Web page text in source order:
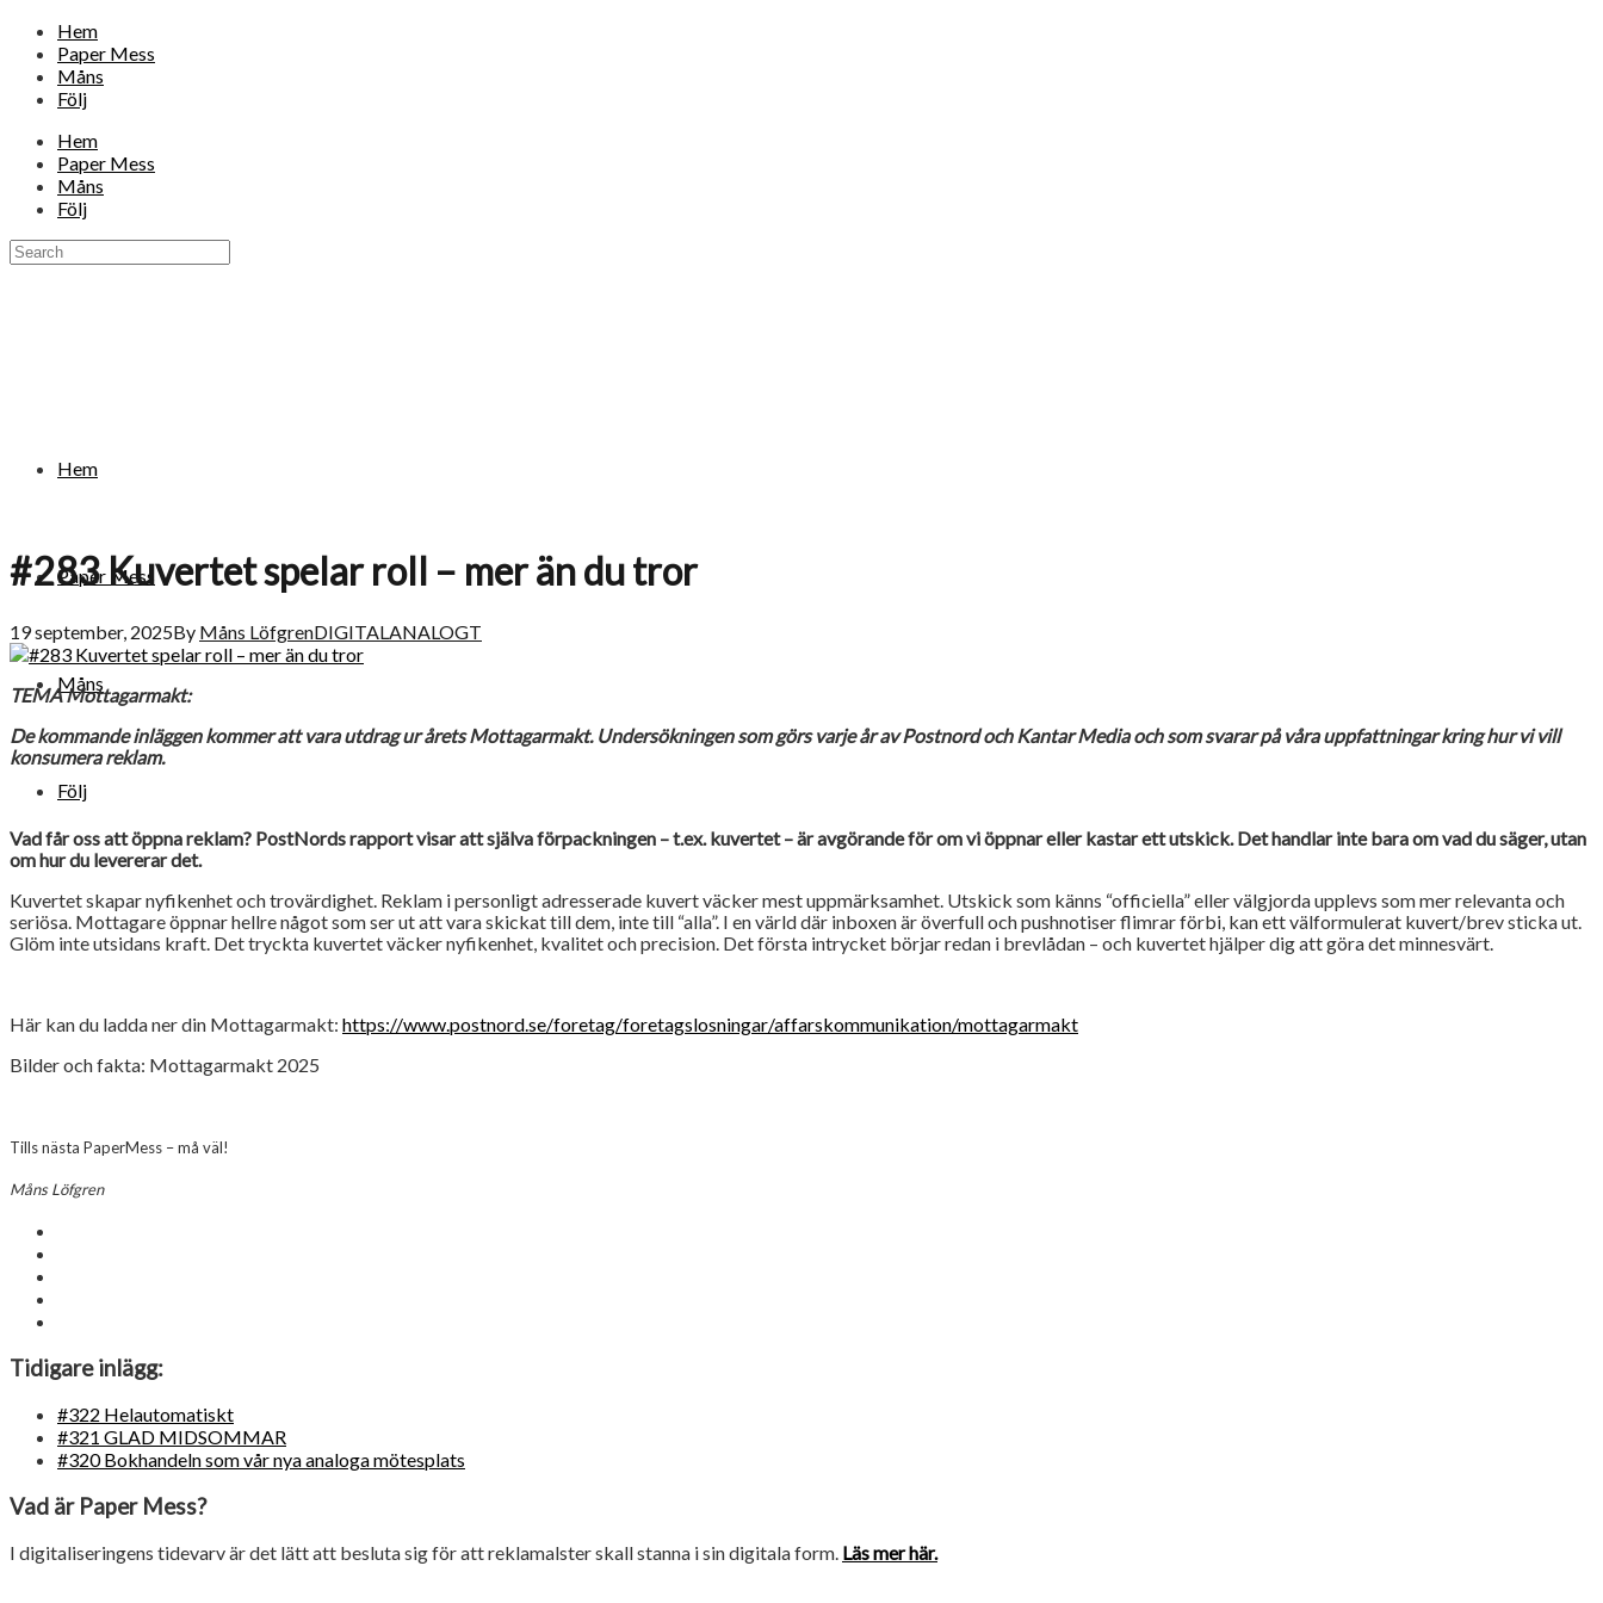
Hem
Paper Mess
Måns
Följ
Hem
Paper Mess
Måns
Följ
Hem
Paper Mess
Måns
Följ
#283 Kuvertet spelar roll – mer än du tror
19 september, 2025By Måns LöfgrenDIGITALANALOGT
TEMA Mottagarmakt:
De kommande inläggen kommer att vara utdrag ur årets Mottagarmakt. Undersökningen som görs varje år av Postnord och Kantar Media och som svarar på våra uppfattningar kring hur vi vill
konsumera reklam.
Vad får oss att öppna reklam? PostNords rapport visar att själva förpackningen – t.ex. kuvertet – är avgörande för om vi öppnar eller kastar ett utskick. Det handlar inte bara om vad du säger, utan
om hur du levererar det.
Kuvertet skapar nyfikenhet och trovärdighet. Reklam i personligt adresserade kuvert väcker mest uppmärksamhet. Utskick som känns “officiella” eller välgjorda upplevs som mer relevanta och
seriösa. Mottagare öppnar hellre något som ser ut att vara skickat till dem, inte till “alla”. I en värld där inboxen är överfull och pushnotiser flimrar förbi, kan ett välformulerat kuvert/brev sticka ut.
Glöm inte utsidans kraft. Det tryckta kuvertet väcker nyfikenhet, kvalitet och precision. Det första intrycket börjar redan i brevlådan – och kuvertet hjälper dig att göra det minnesvärt.
Här kan du ladda ner din Mottagarmakt: https://www.postnord.se/foretag/foretagslosningar/affarskommunikation/mottagarmakt
Bilder och fakta: Mottagarmakt 2025
Tills nästa PaperMess – må väl!
Måns Löfgren
Tidigare inlägg:
#322 Helautomatiskt
#321 GLAD MIDSOMMAR
#320 Bokhandeln som vår nya analoga mötesplats
Vad är Paper Mess?
I digitaliseringens tidevarv är det lätt att besluta sig för att reklamalster skall stanna i sin digitala form. Läs mer här.